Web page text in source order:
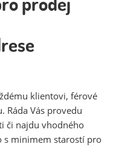
klientovi, férové
Ráda Vás provedu
či najdu vhodného
s minimem starostí pro